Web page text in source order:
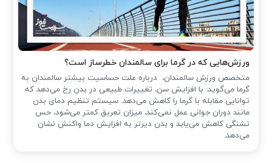
ورزش‌هایی که در گرما برای سالمندان خطرساز است؟
متخصص ورزش سالمندان، درباره علت حساسیت بیشتر سالمندان به
گرما می‌گوید: با افزایش سن، تغییرات طبیعی در بدن رخ می‌دهد که
توانایی مقابله با گرما را کاهش می‌دهد. سیستم تنظیم دمای بدن
مانند دوران جوانی عمل نمی‌کند، میزان تعریق کمتر می‌شود، حس
تشنگی کاهش می‌یابد و بدن دیرتر به افزایش دما واکنش نشان
می‌دهد.